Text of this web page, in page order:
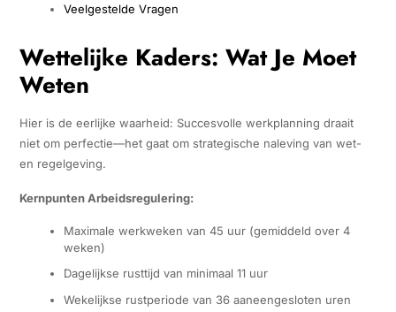
Veelgestelde Vragen
Wettelijke Kaders: Wat Je Moet
Weten
Hier is de eerlijke waarheid: Succesvolle werkplanning draait
niet om perfectie—het gaat om strategische naleving van wet-
en regelgeving.
Kernpunten Arbeidsregulering:
Maximale werkweken van 45 uur (gemiddeld over 4
weken)
Dagelijkse rusttijd van minimaal 11 uur
Wekelijkse rustperiode van 36 aaneengesloten uren